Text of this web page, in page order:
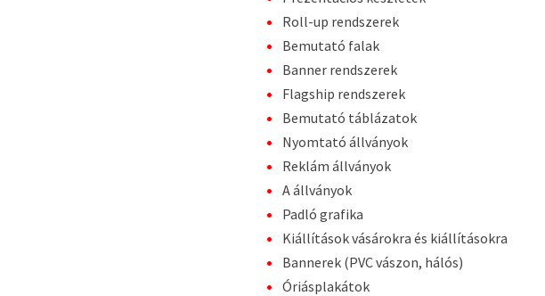
Roll-up rendszerek
Bemutató falak
Banner rendszerek
Flagship rendszerek
Bemutató táblázatok
Nyomtató állványok
Reklám állványok
A állványok
Padló grafika
Kiállítások vásárokra és kiállításokra
Bannerek (PVC vászon, hálós)
Óriásplakátok